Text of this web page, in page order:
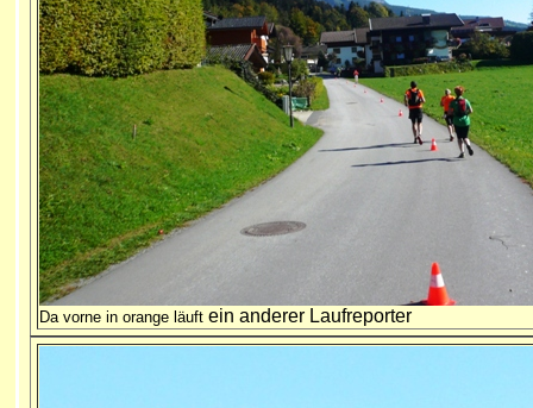
Da vorne in orange läuft ein anderer Laufreporter